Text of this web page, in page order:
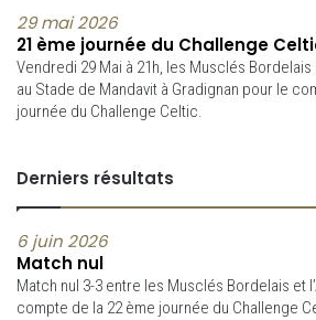
29 mai 2026
21 ème journée du Challenge
Vendredi 29 Mai à 21h, les Musclés
au Stade de Mandavit à Gradignan pour le
journée du Challenge Celtic.
Derniers résultats
6 juin 2026
Match nul
Match nul 3-3 entre les Musclés Bordelais et
compte de la 22 ème journée du Challenge